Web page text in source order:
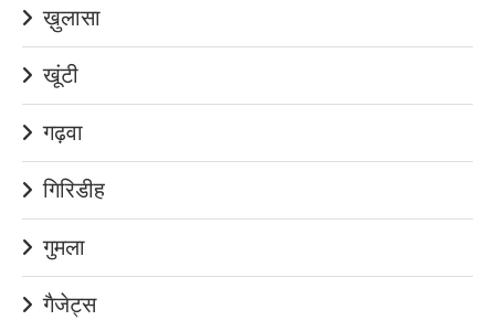
ख़ुलासा
खूंटी
गढ़वा
गिरिडीह
गुमला
गैजेट्स